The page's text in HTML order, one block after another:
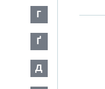
Г
Ґ
Д